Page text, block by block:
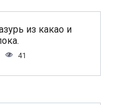
из какао и
41